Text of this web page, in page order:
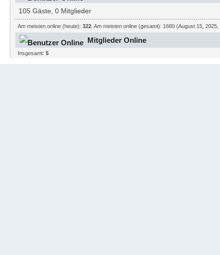
105 Gäste, 0 Mitglieder
Am meisten online (heute):322 . Am meisten online (gesamt): 1680 (August 15,
Mitglieder Online
Insgesamt:5